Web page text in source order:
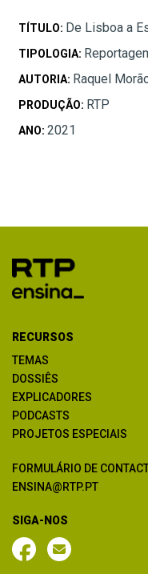
TÍTULO: De Lisboa a
TIPOLOGIA:
AUTORIA: Raquel
PRODUÇÃO: RTP
ANO: 2021
RECURSOS
TEMAS
DOSSIÊS
EXPLICADORES
PODCASTS
PROJETOS ESPECIAIS
FORMULÁRIO DE
ENSINA@RTP.PT
SIGA-NOS